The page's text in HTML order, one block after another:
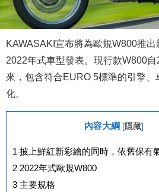
KAWASAKI宣布將為歐規W800推
2022年式車型發表。現行款W800
來，包含符合EURO 5標準的引擎
化。
內容大綱 [隱藏]
1 披上鮮紅新彩繪的同時，依舊保有
2 2022年式歐規W800
3 主要規格